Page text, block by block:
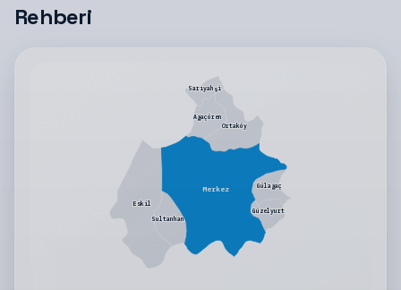
Rehberi
Ağaçören
Eskil
Gülağaç
Güzelyurt
Ortaköy
Sarıyahşi
Sultanhanı
Merkez